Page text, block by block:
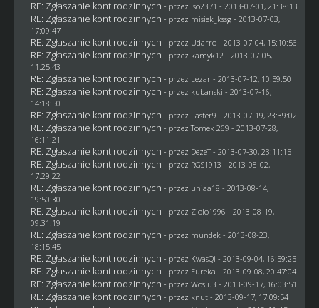
RE: Zgłaszanie kont rodzinnych - przez iso2371 - 2013-07-01, 21:38:13
RE: Zgłaszanie kont rodzinnych - przez misiek_kssg- 2013-07-03,
17:09:47
RE: Zgłaszanie kont rodzinnych - przez Udarro- 2013-07-04, 15:10:56
RE: Zgłaszanie kont rodzinnych - przez kamyk12 - 2013-07-05,
11:25:43
RE: Zgłaszanie kont rodzinnych - przez Lezar- 2013-07-12, 10:59:50
RE: Zgłaszanie kont rodzinnych - przez kubanski - 2013-07-16,
14:18:50
RE: Zgłaszanie kont rodzinnych - przez Faster9 - 2013-07-19, 23:39:02
RE: Zgłaszanie kont rodzinnych - przezTomek 269 - 2013-07-28,
16:11:21
RE: Zgłaszanie kont rodzinnych - przez DezeT- 2013-07-30, 23:11:15
RE: Zgłaszanie kont rodzinnych - przez RGS1913 - 2013-08-02,
17:29:22
RE: Zgłaszanie kont rodzinnych - przez uniaa18 - 2013-08-14,
19:50:30
RE: Zgłaszanie kont rodzinnych - przez Ziolo1996 - 2013-08-19,
09:31:19
RE: Zgłaszanie kont rodzinnych - przez mundek- 2013-08-23,
18:15:45
RE: Zgłaszanie kont rodzinnych - przez KwasQi - 2013-09-04, 16:59:25
RE: Zgłaszanie kont rodzinnych - przez Eureka - 2013-09-08, 20:47:04
RE: Zgłaszanie kont rodzinnych - przez Wosiu3 - 2013-09-17, 16:03:51
RE: Zgłaszanie kont rodzinnych - przez knut- 2013-09-17, 17:09:54